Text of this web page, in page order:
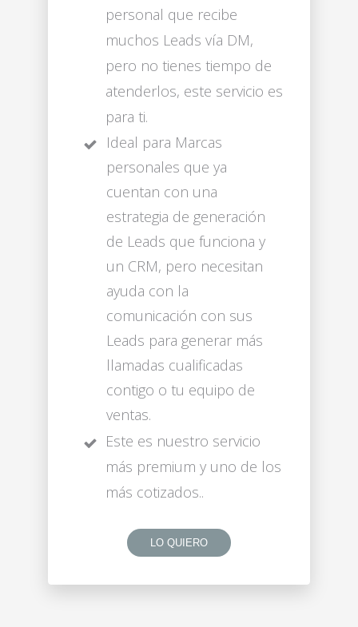
personal que recibe
muchos Leads vía DM,
pero no tienes tiempo de
atenderlos, este servicio es
para ti.
Ideal para Marcas
personales que ya
cuentan con una
estrategia de generación
de Leads que funciona y
un CRM, pero necesitan
ayuda con la
comunicación con sus
Leads para generar más
llamadas cualificadas
contigo o tu equipo de
ventas.
Este es nuestro servicio
más premium y uno de los
más cotizados..
LO QUIERO